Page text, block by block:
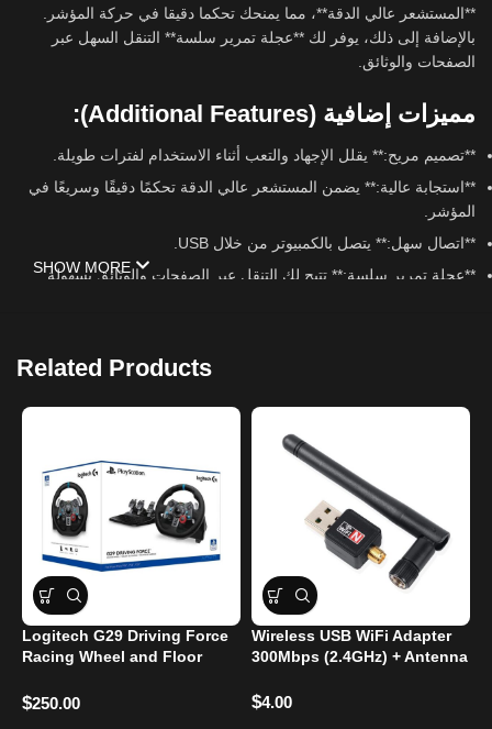
**المستشعر عالي الدقة**، مما يمنحك تحكما دقيقا في حركة المؤشر.
بالإضافة إلى ذلك، يوفر لك **عجلة تمرير سلسة** التنقل السهل عبر
الصفحات والوثائق.
مميزات إضافية (Additional Features):
**تصميم مريح:** يقلل الإجهاد والتعب أثناء الاستخدام لفترات طويلة.
**استجابة عالية:** يضمن المستشعر عالي الدقة تحكمًا دقيقًا وسريعًا في
المؤشر.
**اتصال سهل:** يتصل بالكمبيوتر من خلال USB.
**عجلة تمرير سلسة:** تتيح لك التنقل عبر الصفحات والوثائق بسهولة.
SHOW MORE
Related Products
Logitech G29 Driving Force
Racing Wheel and Floor
$250.00
Wireless USB WiFi Adapter
300Mbps (2.4GHz) + Antenna
$4.00